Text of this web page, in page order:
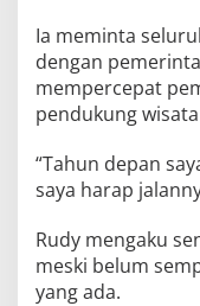
Ia meminta
dengan
mempercepat
pendukung
“Tahun depan
saya harap
Rudy mengaku
meski belum
yang ada.